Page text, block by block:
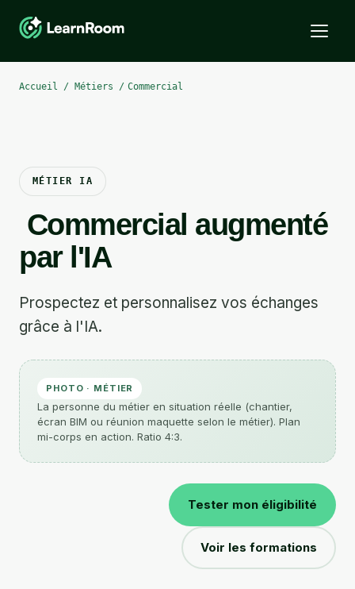
Accueil / Métiers / Commercial
MÉTIER IA
Commercial augmenté
par l'IA
Prospectez et personnalisez vos échanges
grâce à l'IA.
PHOTO · MÉTIER
La personne du métier en situation réelle (chantier,
écran BIM ou réunion maquette selon le métier). Plan
mi-corps en action. Ratio 4:3.
Tester mon éligibilité
Voir les formations